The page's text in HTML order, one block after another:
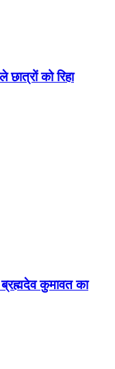
छात्रों को रिहा
कुमावत का